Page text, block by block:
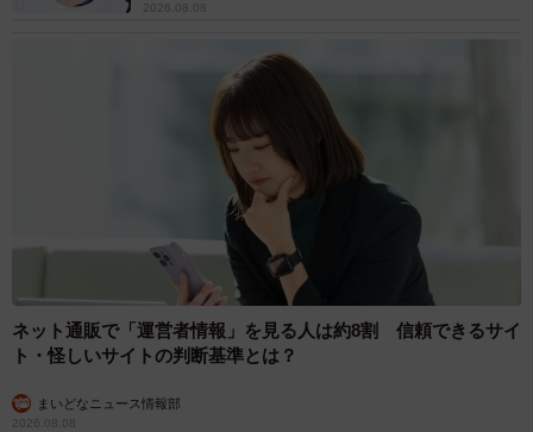
2026.08.08
ネット通販で「運営者情報」を見る人は約8割 信頼できるサイ
ト・怪しいサイトの判断基準とは？
まいどなニュース情報部
2026.08.08